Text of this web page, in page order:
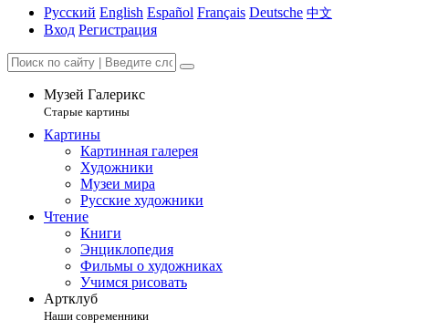
Русский English Español Français Deutsche 中文
Вход Регистрация
Музей Галерикс
Старые картины
Картины
Картинная галерея
Художники
Музеи мира
Русские художники
Чтение
Книги
Энциклопедия
Фильмы о художниках
Учимся рисовать
Артклуб
Наши современники